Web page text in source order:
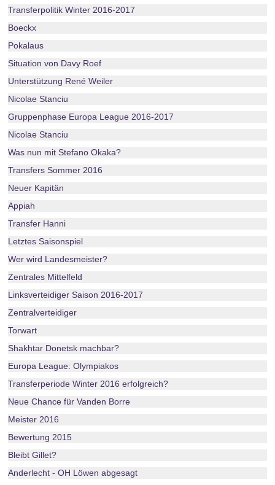
Transferpolitik Winter 2016-2017
Boeckx
Pokalaus
Situation von Davy Roef
Unterstützung René Weiler
Nicolae Stanciu
Gruppenphase Europa League 2016-2017
Nicolae Stanciu
Was nun mit Stefano Okaka?
Transfers Sommer 2016
Neuer Kapitän
Appiah
Transfer Hanni
Letztes Saisonspiel
Wer wird Landesmeister?
Zentrales Mittelfeld
Linksverteidiger Saison 2016-2017
Zentralverteidiger
Torwart
Shakhtar Donetsk machbar?
Europa League: Olympiakos
Transferperiode Winter 2016 erfolgreich?
Neue Chance für Vanden Borre
Meister 2016
Bewertung 2015
Bleibt Gillet?
Anderlecht - OH Löwen abgesagt